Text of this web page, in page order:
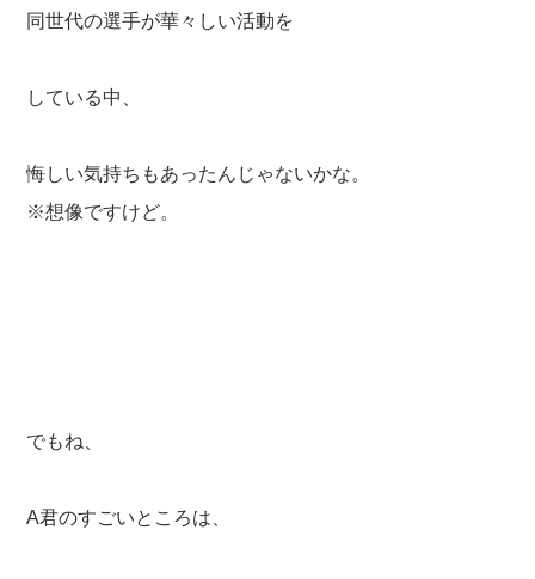
同世代の選手が華々しい活動を
している中、
悔しい気持ちもあったんじゃないかな。
※想像ですけど。
でもね、
A君のすごいところは、